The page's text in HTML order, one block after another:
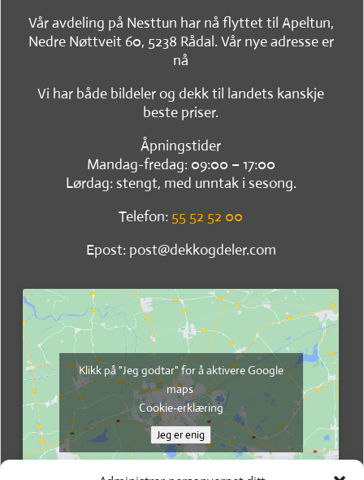
Vår avdeling på Nesttun har nå flyttet til Apeltun,
Nedre Nøttveit 60, 5238 Rådal. Vår nye adresse er
nå
Vi har både bildeler og dekk til landets kanskje
beste priser.
Åpningstider
Mandag-fredag: 09:00 – 17:00
Lørdag: stengt, med unntak i sesong.
Telefon: 55 52 52 00
Epost: post@dekkogdeler.com
Klikk på "Jeg godtar" for å aktivere Google
maps
Cookie-erklæring
Jeg er enig